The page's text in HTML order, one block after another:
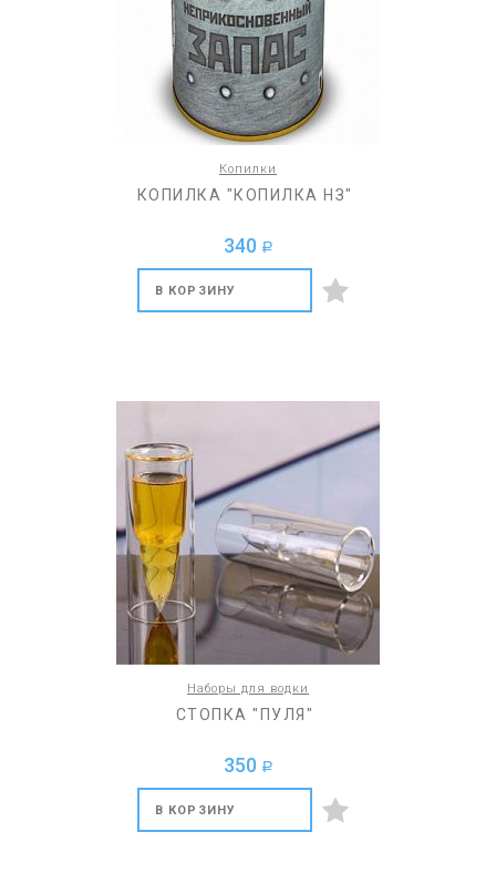
Копилки
КОПИЛКА "КОПИЛКА НЗ"
340 a
В КОРЗИНУ
Наборы для водки
СТОПКА "ПУЛЯ"
350 a
В КОРЗИНУ